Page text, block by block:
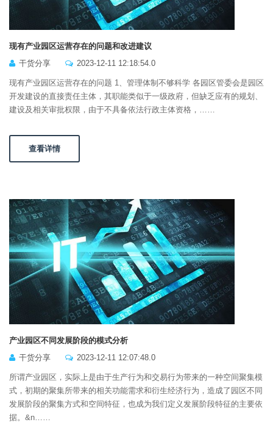
现有产业园区运营存在的问题和改进建议
干货分享
2023-12-11 12:18:54.0
现有产业园区运营存在的问题 1、管理体制不够科学 各园区管委会是园区
开发建设的直接责任主体，其职能类似于一级政府，但缺乏应有的规划、
建设及相关审批权限，由于不具备依法行政主体资格，……
查看详情
产业园区不同发展阶段的模式分析
干货分享
2023-12-11 12:07:48.0
所谓产业园区，实际上是由于生产行为和交易行为带来的一种空间聚集模
式，初期的聚集所带来的相关功能需求和衍生经济行为，造成了园区不同
发展阶段的聚集方式和空间特征，也成为我们定义发展阶段特征的主要依
据。&n……